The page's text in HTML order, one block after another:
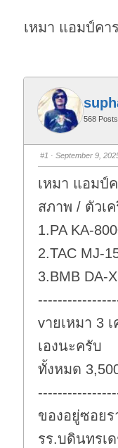
เหมา แอมป์คา
568 Posts
#1 · September 9,
เหมา แอมป์
สภาพ / ตัวเ
1.PA KA-
2.TAC MJ-
3.BMB DA-
vายเหมา 3
เองนะครับ
ทั้งหมด
ของอยู่ซอยร
รร.บดินทรเ